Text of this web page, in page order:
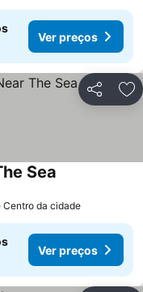
Ver preços
Partilhar
Sea
Centro da cidade
Ver preços